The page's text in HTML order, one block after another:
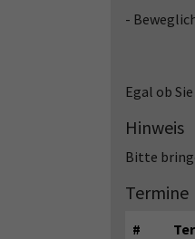
-
Egal ob
Hinweis
Bitte
Termine
#